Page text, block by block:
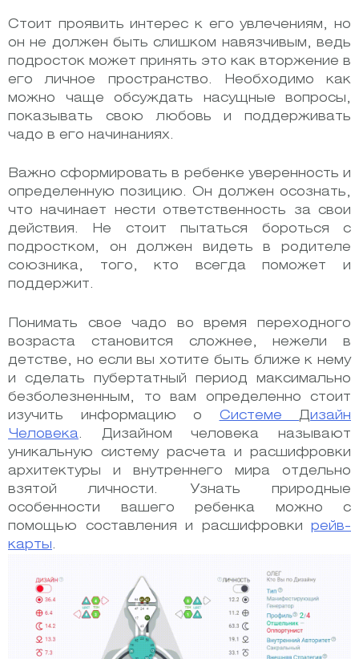
Стоит проявить интерес к его увлечениям, но
он не должен быть слишком навязчивым, ведь
подросток может принять это как вторжение в
его личное пространство. Необходимо как
можно чаще обсуждать насущные вопросы,
показывать свою любовь и поддерживать
чадо в его начинаниях.
Важно сформировать в ребенке уверенность и
определенную позицию. Он должен осознать,
что начинает нести ответственность за свои
действия. Не стоит пытаться бороться с
подростком, он должен видеть в родителе
союзника, того, кто всегда поможет и
поддержит.
Понимать свое чадо во время переходного
возраста становится сложнее, нежели в
детстве, но если вы хотите быть ближе к нему
и сделать пубертатный период максимально
безболезненным, то вам определенно стоит
изучить информацию о Системе Д изайн
Человека . Дизайном человека называют
уникальную систему расчета и расшифровки
архитектуры и внутреннего мира отдельно
взятой личности. Узнать природные
особенности вашего ребенка можно с
помощью составления и расшифровки рейв-
карты